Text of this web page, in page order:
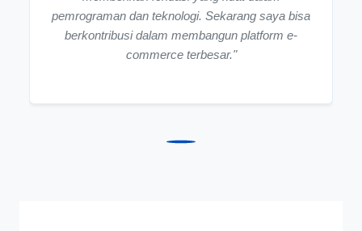
pemrograman dan teknologi. Sekarang saya bisa
berkontribusi dalam membangun platform e-
commerce terbesar."